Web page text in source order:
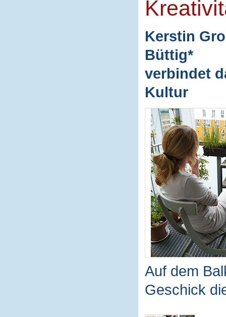
Kerstin
Büttig*
verbindet
Kultur
Auf dem
Geschick